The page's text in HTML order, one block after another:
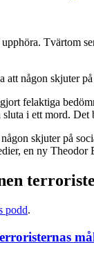
Tvärtom
att någon skjuter
felaktiga
i ett mord.
skjuter på
en ny
podd.